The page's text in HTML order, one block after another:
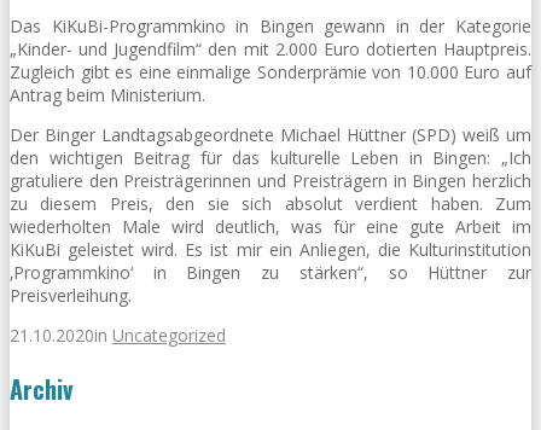
Das KiKuBi-Programmkino in Bingen gewann in der Kategorie
„Kinder- und Jugendfilm“ den mit 2.000 Euro dotierten Hauptpreis.
Zugleich gibt es eine einmalige Sonderprämie von 10.000 Euro auf
Antrag beim Ministerium.
Der Binger Landtagsabgeordnete Michael Hüttner (SPD) weiß um
den wichtigen Beitrag für das kulturelle Leben in Bingen: „Ich
gratuliere den Preisträgerinnen und Preisträgern in Bingen herzlich
zu diesem Preis, den sie sich absolut verdient haben. Zum
wiederholten Male wird deutlich, was für eine gute Arbeit im
KiKuBi geleistet wird. Es ist mir ein Anliegen, die Kulturinstitution
‚Programmkino‘ in Bingen zu stärken“, so Hüttner zur
Preisverleihung.
21.10.2020in Uncategorized
Archiv